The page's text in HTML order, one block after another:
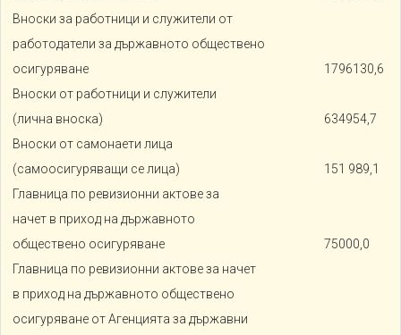
Вноски за работници и служители от
работодатели за държавното обществено
осигуряване
1796130,6
Вноски от работници и служители
(лична вноска)
634954,7
Вноски от самонаети лица
(самоосигуряващи се лица)
151 989,1
Главница по ревизионни актове за
начет в приход на държавното
обществено осигуряване
75000,0
Главница по ревизионни актове за начет
в приход на държавното обществено
осигуряване от Агенцията за държавни